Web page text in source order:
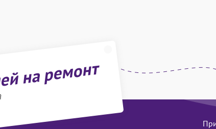
на ремонт